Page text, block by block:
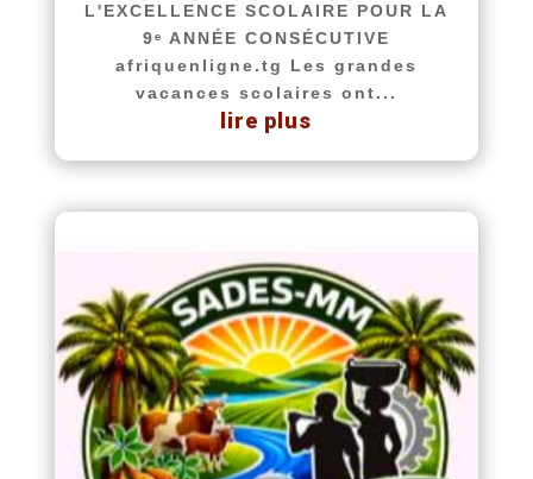
L'EXCELLENCE SCOLAIRE POUR LA
9ᵉ ANNÉE CONSÉCUTIVE
afriquenligne.tg Les grandes
vacances scolaires ont...
lire plus